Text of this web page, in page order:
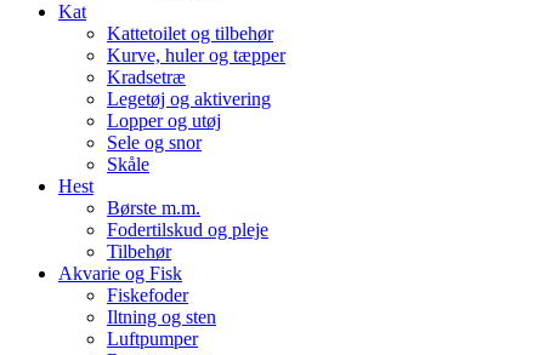
Kat
Kattetoilet og tilbehør
Kurve, huler og tæpper
Kradsetræ
Legetøj og aktivering
Lopper og utøj
Sele og snor
Skåle
Hest
Børste m.m.
Fodertilskud og pleje
Tilbehør
Akvarie og Fisk
Fiskefoder
Iltning og sten
Luftpumper